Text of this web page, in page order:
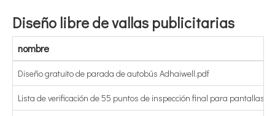
Diseño libre de vallas publicitarias
nombre
Diseño gratuito de parada de autobús Adhaiwell.pdf
Lista de verificación de 55 puntos de inspección final para pantallas